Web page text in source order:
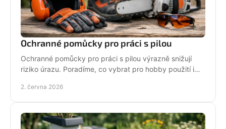
Ochranné pomůcky pro práci s pilou
Ochranné pomůcky pro práci s pilou výrazně snižují
riziko úrazu. Poradíme, co vybrat pro hobby použití i
2. června 2026